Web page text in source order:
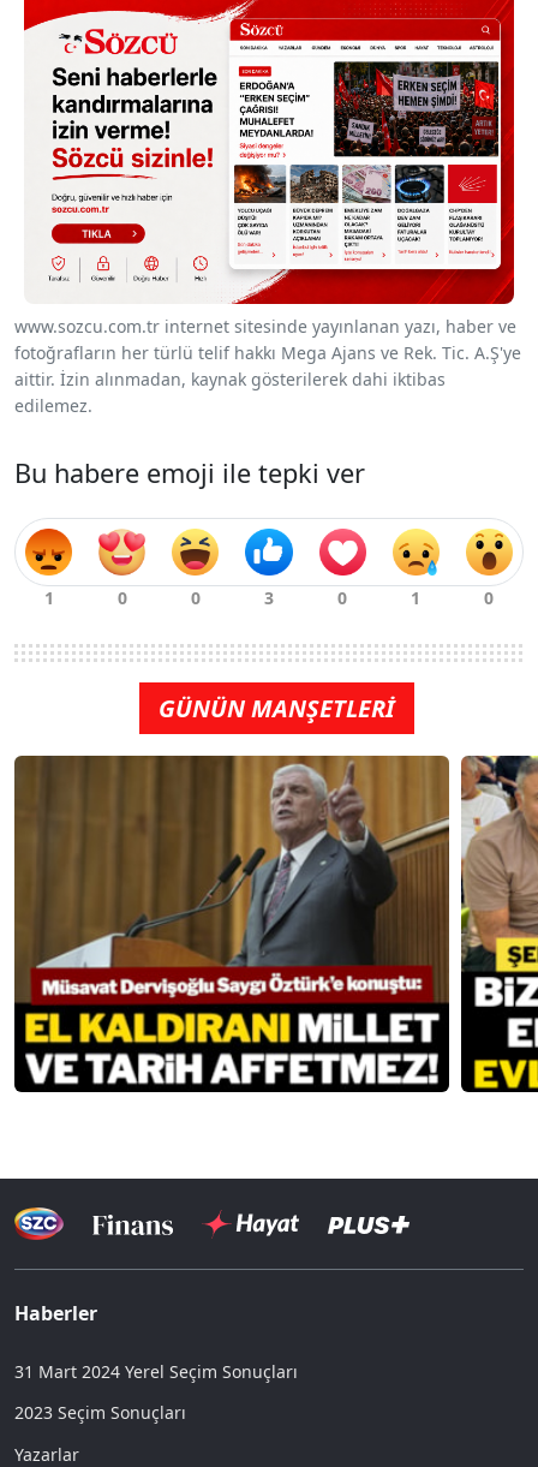
www.sozcu.com.tr internet sitesinde yayınlanan yazı, haber ve
fotoğrafların her türlü telif hakkı Mega Ajans ve Rek. Tic. A.Ş'ye
aittir. İzin alınmadan, kaynak gösterilerek dahi iktibas
edilemez.
Bu habere emoji ile tepki ver
GÜNÜN MANŞETLERİ
Haberler
31 Mart 2024 Yerel Seçim Sonuçları
2023 Seçim Sonuçları
Yazarlar